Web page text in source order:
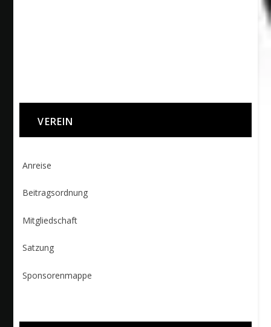
VEREIN
Anreise
Beitragsordnung
Mitgliedschaft
Satzung
Sponsorenmappe